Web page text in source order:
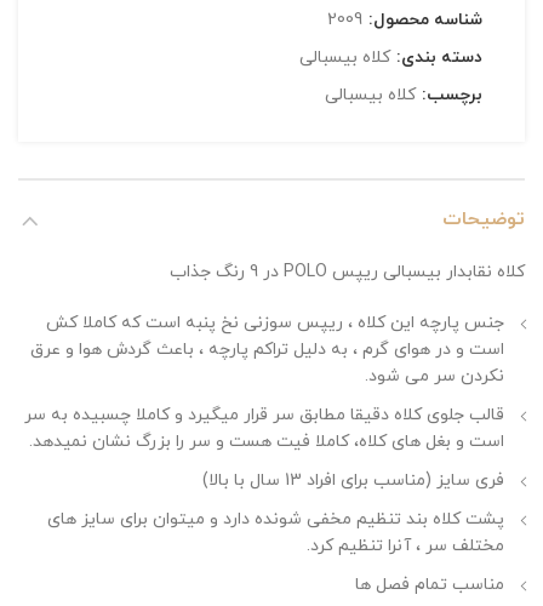
شناسه محصول: 2009
دسته بندی: کلاه بیسبالی
برچسب: کلاه بیسبالی
توضیحات
کلاه نقابدار بیسبالی ریپس POLO در 9 رنگ جذاب
جنس پارچه این کلاه ، ریپس سوزنی نخ پنبه است که کاملا کش
است و در هوای گرم ، به دلیل تراکم پارچه ، باعث گردش هوا و عرق
نکردن سر می شود.
قالب جلوی کلاه دقیقا مطابق سر قرار میگیرد و کاملا چسبیده به سر
است و بغل های کلاه، کاملا فیت هست و سر را بزرگ نشان نمیدهد.
فری سایز (مناسب برای افراد 13 سال با بالا)
پشت کلاه بند تنظیم مخفی شونده دارد و میتوان برای سایز های
مختلف سر ، آنرا تنظیم کرد.
مناسب تمام فصل ها